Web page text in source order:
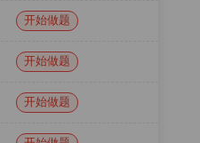
开始做题
开始做题
开始做题